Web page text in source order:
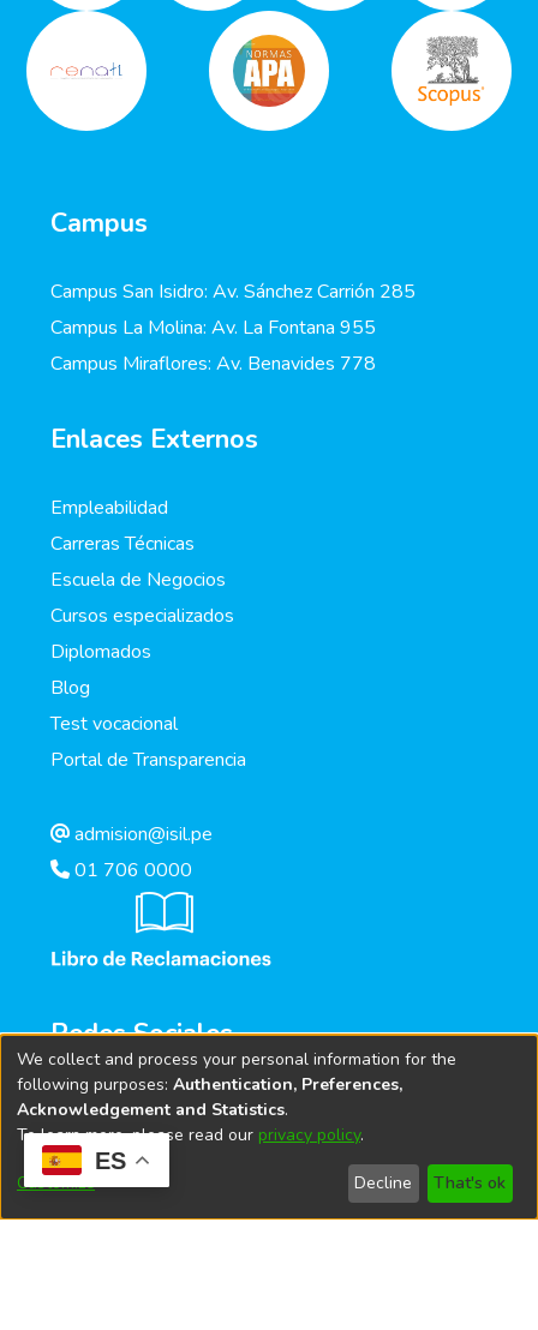
ES
Campus
Campus San Isidro: Av. Sánchez Carrión 285
Campus La Molina: Av. La Fontana 955
Campus Miraflores: Av. Benavides 778
Enlaces Externos
Empleabilidad
Carreras Técnicas
Escuela de Negocios
Cursos especializados
Diplomados
Blog
Test vocacional
Portal de Transparencia
admision@isil.pe
01 706 0000
Redes Sociales
We collect and process your personal information for the
following purposes: Authentication, Preferences,
Acknowledgement and Statistics.
To learn more, please read our privacy policy.
Customize Decline That's ok